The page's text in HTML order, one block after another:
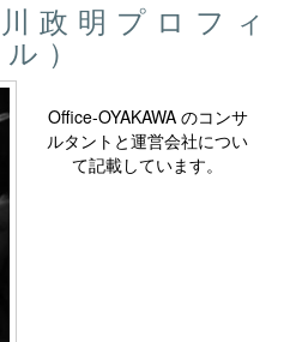
政明プロフィ
）
Office-OYAKAWA のコンサ
ルタントと運営会社につい
て記載しています。